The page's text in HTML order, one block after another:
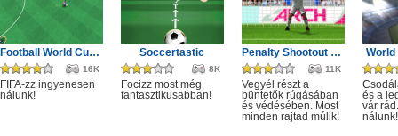
Football World Cup 2019
16K
FIFA-zz ingyenesen
nálunk!
Soccertastic
8K
Focizz most még
fantasztikusabban!
Penalty Shootout Game
11K
Vegyél részt a
büntetők rúgásában
és védésében. Most
minden rajtad múlik!
World
és a
vár
nálunk!